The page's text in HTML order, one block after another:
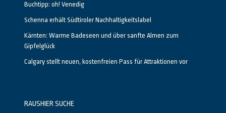
Buchtipp: oh! Venedig
Schenna erhält Südtiroler Nachhaltigkeitslabel
Kärnten: Warme Badeseen und über sanfte Almen zum
Gipfelglück
Calgary stellt neuen, kostenfreien Pass für Attraktionen vor
RAUSHIER SUCHE